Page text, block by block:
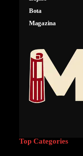
Bota
Magazina
Top Categories